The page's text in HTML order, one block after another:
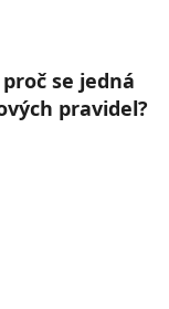
se jedná
pravidel?